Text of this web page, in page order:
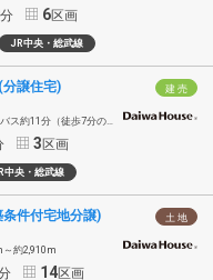
分 6区画
JR中央・総武線
建 売
譲住宅)
歩7分の「貢川」バス停乗車）
3 区画
中央・総武線
土 地
件付宅地分譲)
～約2,910m
14区画